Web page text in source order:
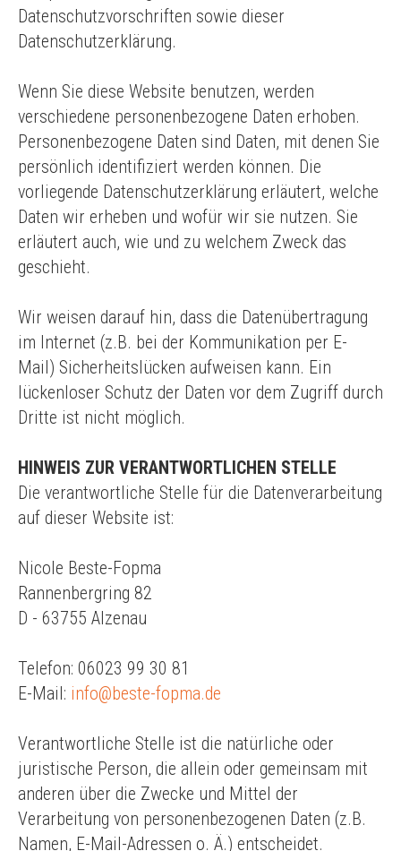
Datenschutzvorschriften sowie dieser
Datenschutzerklärung.
Wenn Sie diese Website benutzen, werden
verschiedene personenbezogene Daten erhoben.
Personenbezogene Daten sind Daten, mit denen Sie
persönlich identifiziert werden können. Die
vorliegende Datenschutzerklärung erläutert, welche
Daten wir erheben und wofür wir sie nutzen. Sie
erläutert auch, wie und zu welchem Zweck das
geschieht.
Wir weisen darauf hin, dass die Datenübertragung
im Internet (z.B. bei der Kommunikation per E-
Mail) Sicherheitslücken aufweisen kann. Ein
lückenloser Schutz der Daten vor dem Zugriff durch
Dritte ist nicht möglich.
HINWEIS ZUR VERANTWORTLICHEN STELLE
Die verantwortliche Stelle für die Datenverarbeitung
auf dieser Website ist:
Nicole Beste-Fopma
Rannenbergring 82
D - 63755 Alzenau
Telefon: 06023 99 30 81
E-Mail: info@beste-fopma.de
Verantwortliche Stelle ist die natürliche oder
juristische Person, die allein oder gemeinsam mit
anderen über die Zwecke und Mittel der
Verarbeitung von personenbezogenen Daten (z.B.
Namen, E-Mail-Adressen o. Ä.) entscheidet.